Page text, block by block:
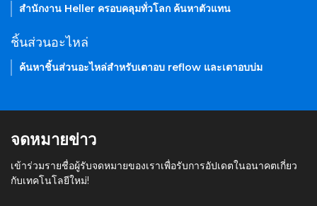
สำนักงาน Heller ครอบคลุมทั่วโลก ค้นหาตัวแทน
ชิ้นส่วนอะไหล่
ค้นหาชิ้นส่วนอะไหล่สำหรับเตาอบ reflow และเตาอบบ่ม
จดหมายข่าว
เข้าร่วมรายชื่อผู้รับจดหมายของเราเพื่อรับการอัปเดตในอนาคตเกี่ยว
กับเทคโนโลยีใหม่!